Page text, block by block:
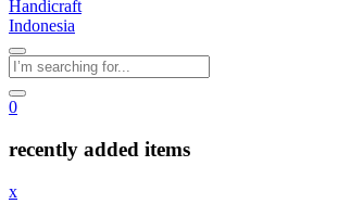
0
recently added items
x